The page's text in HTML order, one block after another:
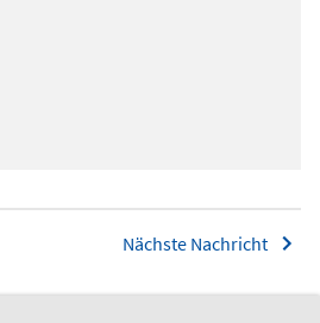
Nächste Nachricht